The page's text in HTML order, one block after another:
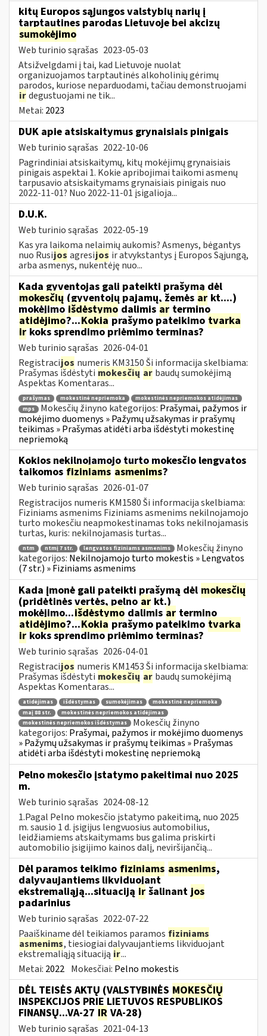
kitų Europos sąjungos valstybių narių į
tarptautines parodas Lietuvoje bei akcizų
sumokėjimo
Web turinio sąrašas 2023-05-03
Atsižvelgdami į tai, kad Lietuvoje nuolat
organizuojamos tarptautinės alkoholinių gėrimų
parodos, kuriose neparduodami, tačiau demonstruojami
irdegustuojami ne tik...
Metai: 2023
DUK apie atsiskaitymus grynaisiais pinigais
Web turinio sąrašas 2022-10-06
Pagrindiniai atsiskaitymų, kitų mokėjimų grynaisiais
pinigais aspektai 1. Kokie apribojimai taikomi asmenų
tarpusavio atsiskaitymams grynaisiais pinigais nuo
2022-11-01? Nuo 2022-11-01 įsigalioja...
D.U.K.
Web turinio sąrašas 2022-05-19
Kas yra laikoma nelaimių aukomis? Asmenys, bėgantys
nuo Rusijos agresijos ir atvykstantys į Europos Sąjungą,
arba asmenys, nukentėję nuo...
Kada gyventojas gali pateikti prašymą dėl
mokesčių (gyventojų pajamų, žemės ar kt....)
mokėjimo išdėstymo dalimis ar termino
atidėjimo?...Kokiaprašymo pateikimo tvarka
irkoks sprendimo priėmimo terminas?
Web turinio sąrašas 2026-04-01
Registracijos numeris KM3150 Ši informacija skelbiama:
Prašymas išdėstyti mokesčių ar baudų sumokėjimą
Aspektas Komentaras...
prašymas mokestinė nepriemoka
mokestinės nepriemokos atidėjimas
mps
Mokesčių žinyno kategorijos: Prašymai, pažymos ir
mokėjimo duomenys » Pažymų užsakymas ir prašymų
teikimas » Prašymas atidėti arba išdėstyti mokestinę
nepriemoką
Kokios nekilnojamojo turto mokesčio lengvatos
taikomos fiziniams asmenims?
Web turinio sąrašas 2026-01-07
Registracijos numeris KM1580 Ši informacija skelbiama:
Fiziniams asmenims Fiziniams asmenims nekilnojamojo
turto mokesčiu neapmokestinamas toks nekilnojamasis
turtas, kuris: nekilnojamasis turtas...
ntm ntmį 7 str. lengvatos fiziniams asmenims
Mokesčių žinyno
kategorijos: Nekilnojamojo turto mokestis » Lengvatos
(7 str.) » Fiziniams asmenims
Kada įmonė gali pateikti prašymą dėl mokesčių
(pridėtinės vertės, pelno ar kt.)
mokėjimo...išdėstymo dalimis ar termino
atidėjimo?...Kokiaprašymo pateikimo tvarka
irkoks sprendimo priėmimo terminas?
Web turinio sąrašas 2026-04-01
Registracijos numeris KM1453 Ši informacija skelbiama:
Prašymas išdėstyti mokesčių ar baudų sumokėjimą
Aspektas Komentaras...
atidėjimas išdėstymas sumokėjimas
mokestinė nepriemoka
maį 88 str.
mokestinės nepriemokos atidėjimas
mokestinės nepriemokos išdėstymas
Mokesčių žinyno
kategorijos: Prašymai, pažymos ir mokėjimo duomenys
» Pažymų užsakymas ir prašymų teikimas » Prašymas
atidėti arba išdėstyti mokestinę nepriemoką
Pelno mokesčio įstatymo pakeitimai nuo 2025
m.
Web turinio sąrašas 2024-08-12
1.Pagal Pelno mokesčio įstatymo pakeitimą, nuo 2025
m. sausio 1 d. įsigijus lengvuosius automobilius,
leidžiamiems atskaitymams bus galima priskirti
automobilio įsigijimo kainos dalį, neviršijančią...
Dėl paramos teikimo fiziniams asmenims,
dalyvaujantiems likviduojant
ekstremaliąją...situaciją ir šalinant jos
padarinius
Web turinio sąrašas 2022-07-22
Paaiškiname dėl teikiamos paramos fiziniams
asmenims, tiesiogiai dalyvaujantiems likviduojant
ekstremaliąją situaciją ir...
Metai: 2022 Mokesčiai: Pelno mokestis
DĖL TEISĖS AKTŲ (VALSTYBINĖS MOKESČIŲ
INSPEKCIJOS PRIE LIETUVOS RESPUBLIKOS
FINANSŲ...VA-27 IR VA-28)
Web turinio sąrašas 2021-04-13